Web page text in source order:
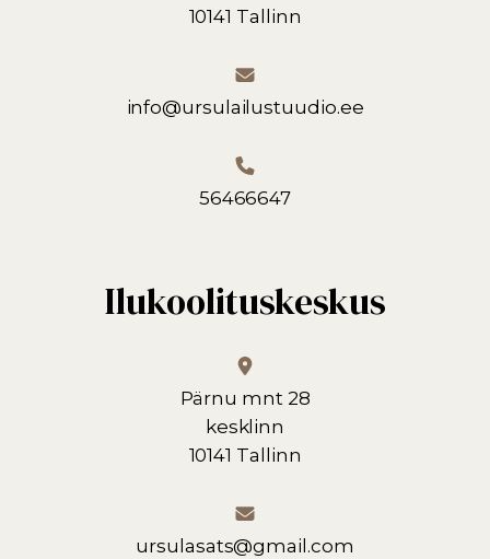
10141 Tallinn
info@ursulailustuudio.ee
56466647
Ilukoolituskeskus
Pärnu mnt 28
kesklinn
10141 Tallinn
ursulasats@gmail.com